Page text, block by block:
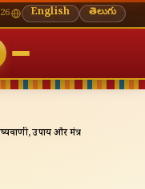
⛩ काशी विश्वनाथ — आज के दर्शन
English తెలుగు
उपाय और मंत्र